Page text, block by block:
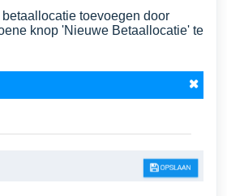
toevoegen door
knop 'Nieuwe Betaallocatie' te